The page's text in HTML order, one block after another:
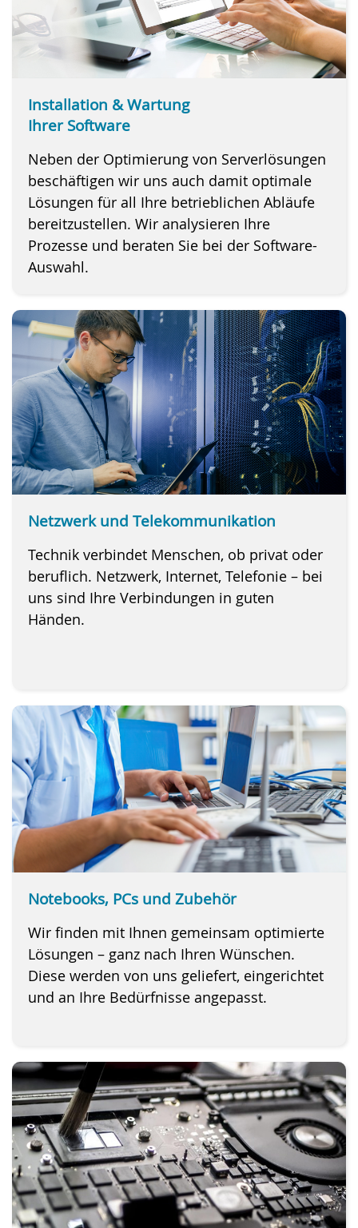
Installation & Wartung
Ihrer Software
Neben der Optimierung von Serverlösungen
beschäftigen wir uns auch damit optimale
Lösungen für all Ihre betrieblichen Abläufe
bereitzustellen. Wir analysieren Ihre
Prozesse und beraten Sie bei der Software-
Auswahl.
Netzwerk und Telekommunikation
Technik verbindet Menschen, ob privat oder
beruflich. Netzwerk, Internet, Telefonie – bei
uns sind Ihre Verbindungen in guten
Händen.
Notebooks, PCs und Zubehör
Wir finden mit Ihnen gemeinsam optimierte
Lösungen – ganz nach Ihren Wünschen.
Diese werden von uns geliefert, eingerichtet
und an Ihre Bedürfnisse angepasst.